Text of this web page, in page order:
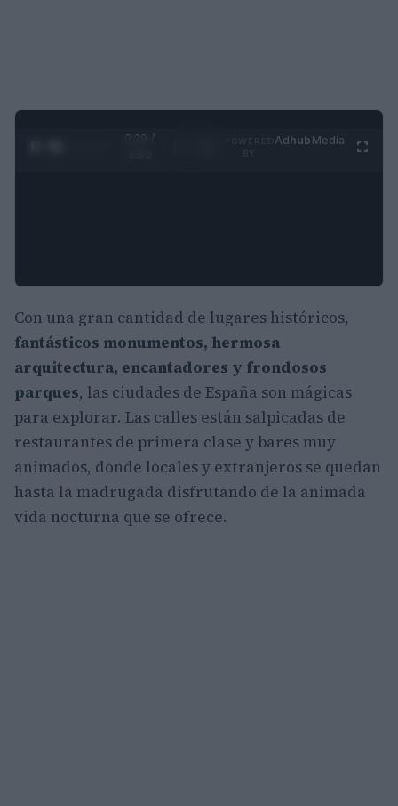
0:30 /
Adhub Media
Con una gran cantidad de lugares históricos,
fantásticos monumentos, hermosa
arquitectura, encantadores y frondosos
parques, las ciudades de España son mágicas
para explorar. Las calles están salpicadas de
restaurantes de primera clase y bares muy
animados, donde locales y extranjeros se quedan
hasta la madrugada disfrutando de la animada
vida nocturna que se ofrece.